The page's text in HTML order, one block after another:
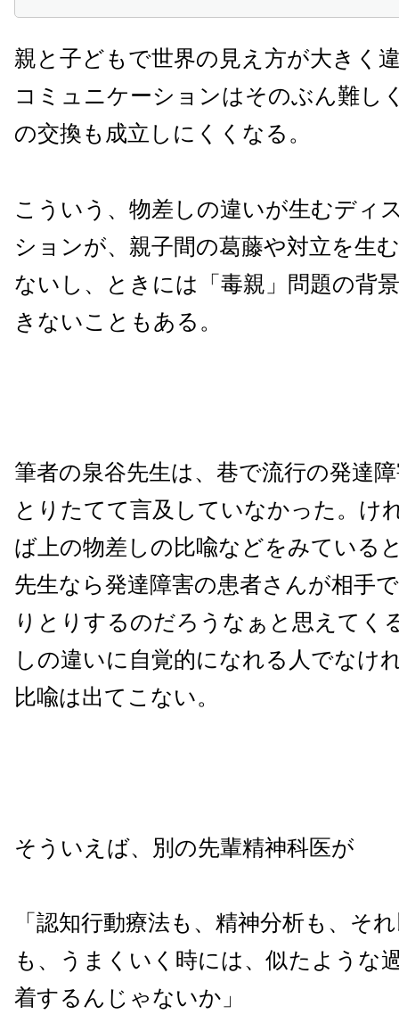
親と子どもで世界の見え方が大きく
コミュニケーションはそのぶん難し
の交換も成立しにくくなる。
こういう、物差しの違いが生むディ
ションが、親子間の葛藤や対立を生
ないし、ときには「毒親」問題の背
きないこともある。
筆者の泉谷先生は、巷で流行の発達
とりたてて言及していなかった。け
ば上の物差しの比喩などをみている
先生なら発達障害の患者さんが相手
りとりするのだろうなぁと思えてく
しの違いに自覚的になれる人でなけ
比喩は出てこない。
そういえば、別の先輩精神科医が
「認知行動療法も、精神分析も、そ
も、うまくいく時には、似たような
着するんじゃないか」